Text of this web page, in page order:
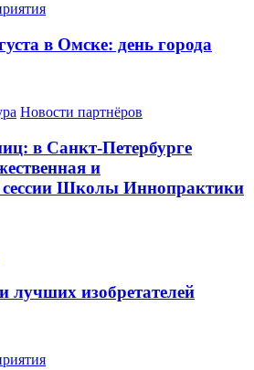
в Омске: день города
Новости партнёров
в Санкт-Петербурге
и
сессии Школы Иннопрактики
лучших изобретателей